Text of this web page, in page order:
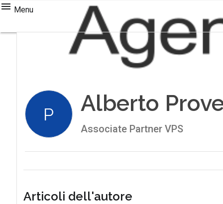
Menu
P Alberto
Associate Partner VPS
Articoli dell'autore